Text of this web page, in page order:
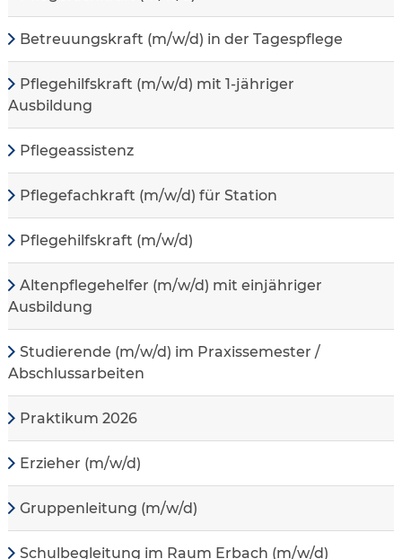
Betreuungskraft (m/w/d) in der Tagespflege
Pflegehilfskraft (m/w/d) mit 1-jähriger
Ausbildung
Pflegeassistenz
Pflegefachkraft (m/w/d) für Station
Pflegehilfskraft (m/w/d)
Altenpflegehelfer (m/w/d) mit einjähriger
Ausbildung
Studierende (m/w/d) im Praxissemester /
Abschlussarbeiten
Praktikum 2026
Erzieher (m/w/d)
Gruppenleitung (m/w/d)
Schulbegleitung im Raum Erbach (m/w/d)